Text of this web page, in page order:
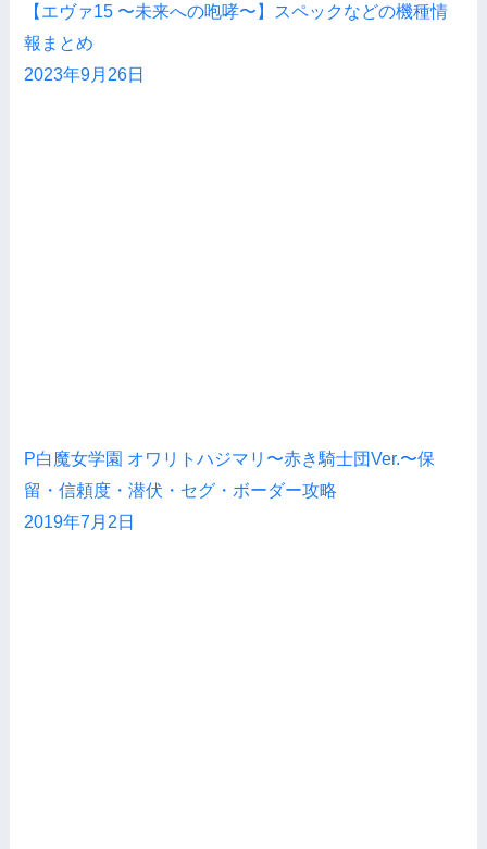
【エヴァ15 〜未来への咆哮〜】スペックなどの機種情
報まとめ
2023年9月26日
P白魔女学園 オワリトハジマリ〜赤き騎士団Ver.〜保
留・信頼度・潜伏・セグ・ボーダー攻略
2019年7月2日